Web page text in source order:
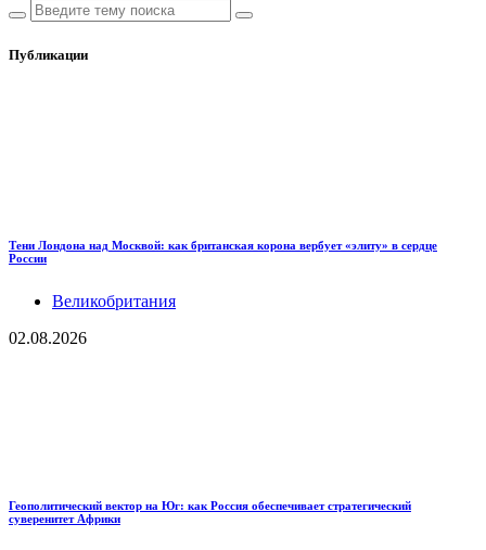
Публикации
Тени Лондона над Москвой: как британская корона вербует «элиту» в сердце
России
Великобритания
02.08.2026
Геополитический вектор на Юг: как Россия обеспечивает стратегический
суверенитет Африки